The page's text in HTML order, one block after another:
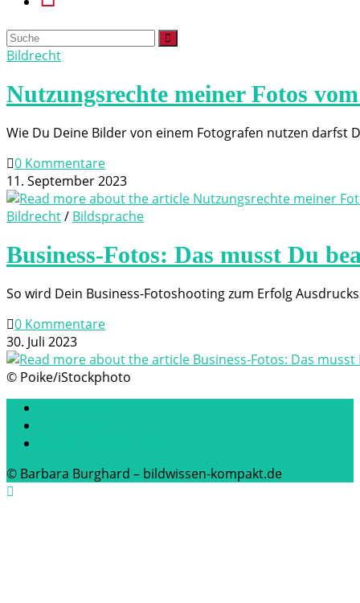
Bildrecht
Nutzungsrechte meiner Fotos
Wie Du Deine Bilder von einem Fotografen nutzen
0 Kommentare
11. September 2023
Bildrecht/ Bildsprache
Business-Fotos: Das musst Du
So wird Dein Business-Fotoshooting zum Erfolg
0 Kommentare
30. Juli 2023
© Poike/iStockphoto
© Barbara Burghard – bildwissen-kompakt.de